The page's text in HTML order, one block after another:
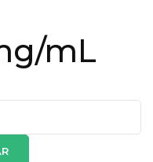
mL